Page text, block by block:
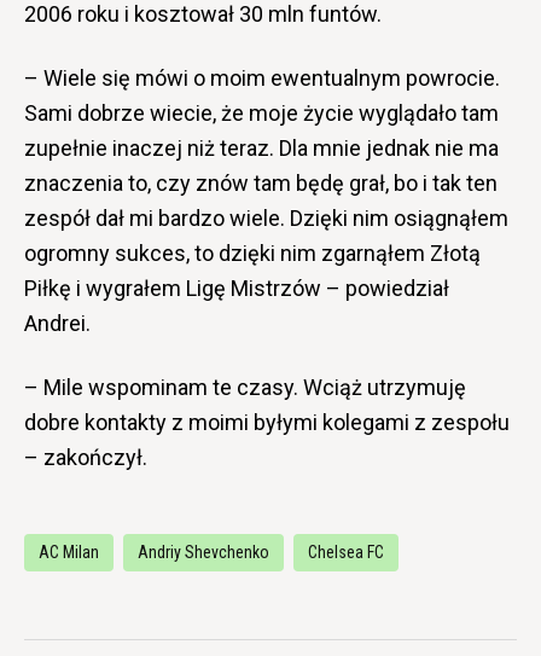
2006 roku i kosztował 30 mln funtów.
– Wiele się mówi o moim ewentualnym powrocie.
Sami dobrze wiecie, że moje życie wyglądało tam
zupełnie inaczej niż teraz. Dla mnie jednak nie ma
znaczenia to, czy znów tam będę grał, bo i tak ten
zespół dał mi bardzo wiele. Dzięki nim osiągnąłem
ogromny sukces, to dzięki nim zgarnąłem Złotą
Piłkę i wygrałem Ligę Mistrzów – powiedział
Andrei.
– Mile wspominam te czasy. Wciąż utrzymuję
dobre kontakty z moimi byłymi kolegami z zespołu
– zakończył.
AC Milan Andriy Shevchenko Chelsea FC